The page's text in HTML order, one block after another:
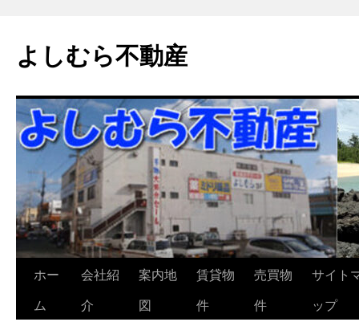
よしむら不動産
ホー
ム
会社紹
介
案内地
図
賃貸物
件
売買物
件
サイト
ップ